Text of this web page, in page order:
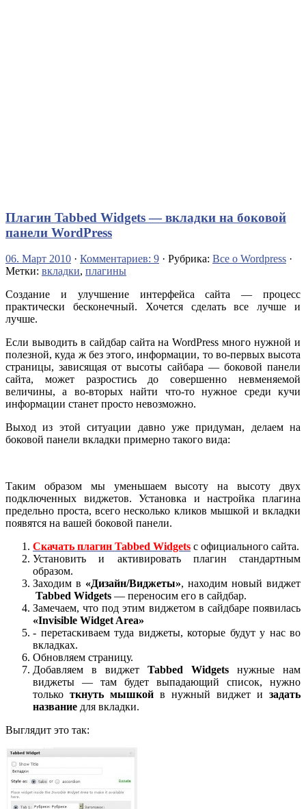
Плагин Tabbed Widgets — вкладки на боковой
панели WordPress
06. Март 2010 · Комментариев: 9 · Рубрика: Все о Wordpress ·
Метки: вкладки, плагины
Создание и улучшение интерфейса сайта — процесс
практически бесконечный. Хочется сделать все лучше и
лучше.
Если выводить в сайдбар сайта на WordPress много нужной и
полезной, куда ж без этого, информации, то во-первых высота
страницы, зависящая от высоты сайбара — боковой панели
сайта, может разростись до совершенно невменяемой
величины, а во-вторых найти что-то нужное среди кучи
информации станет просто невозможно.
Выход из этой ситуации давно уже придуман, делаем на
боковой панели вкладки примерно такого вида:
Таким образом мы уменьшаем высоту на высоту двух
подключенных виджетов. Установка и настройка плагина
предельно проста, всего несколько кликов мышкой и вкладки
появятся на вашей боковой панели.
Скачать плагин Tabbed Widgets с официального сайта.
Установить и активировать плагин стандартным
образом.
Заходим в «Дизайн/Виджеты», находим новый виджет
Tabbed Widgets — переносим его в сайдбар.
Замечаем, что под этим виджетом в сайдбаре появилась
«Invisible Widget Area»
- перетаскиваем туда виджеты, которые будут у нас во
вкладках.
Обновляем страницу.
Добавляем в виджет Tabbed Widgets нужные нам
виджеты — там будет выпадающий список, нужно
только ткнуть мышкой в нужный виджет и задать
название для вкладки.
Выглядит это так: